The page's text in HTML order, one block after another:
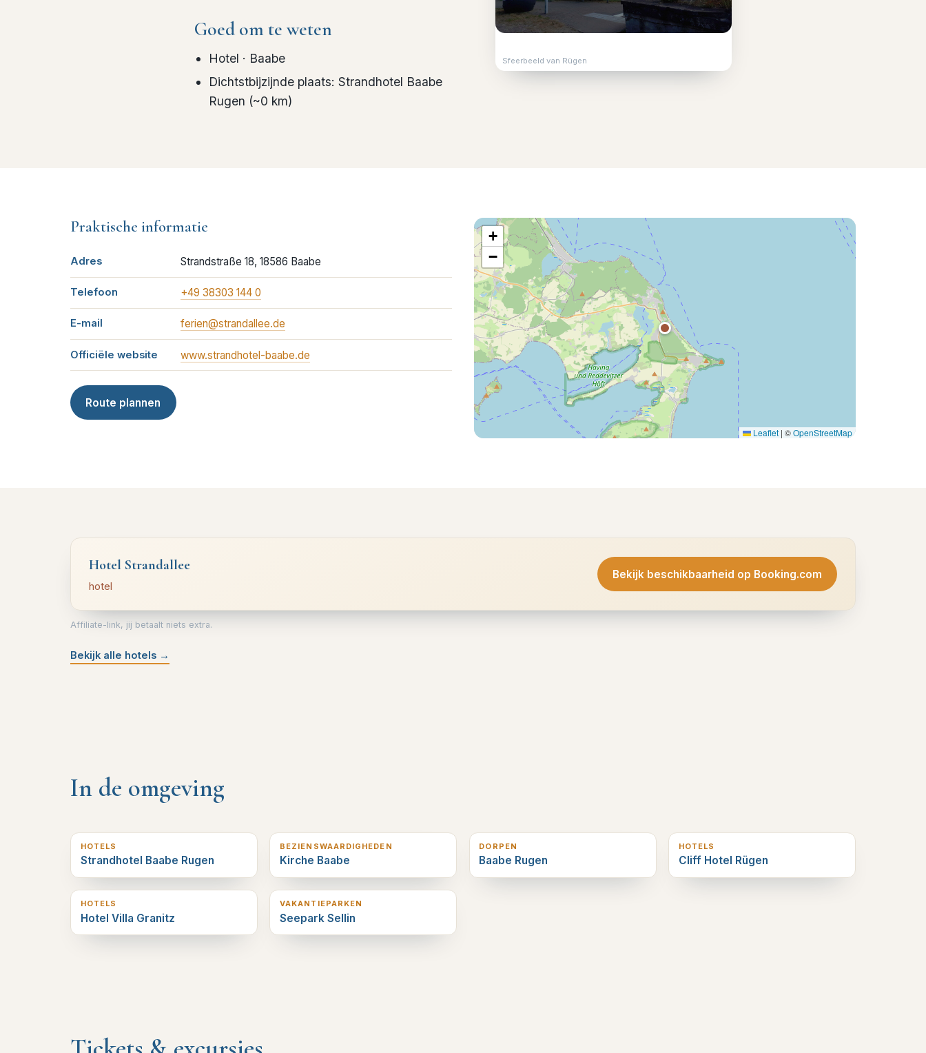
Sfeerbeeld van Rügen
Goed om te weten
Hotel · Baabe
Dichtstbijzijnde plaats: Strandhotel Baabe
Rugen (~0 km)
Praktische informatie
Adres Strandstraße 18, 18586 Baabe
Telefoon +49 38303 144 0
E-mail ferien@strandallee.de
Officiële website www.strandhotel-baabe.de
Route plannen
+
−
Leaflet | ©OpenStreetMap
Hotel Strandallee
hotel
Bekijk beschikbaarheid op Booking.com
Affiliate-link, jij betaalt niets extra.
Bekijk alle hotels →
In de omgeving
HOTELS
Strandhotel Baabe Rugen
BEZIENSWAARDIGHEDEN
Kirche Baabe
DORPEN
Baabe Rugen
HOTELS
Cliff Hotel Rügen
1 km verderop
HOTELS
Hotel Villa Granitz
2 km verderop
VAKANTIEPARKEN
Seepark Sellin